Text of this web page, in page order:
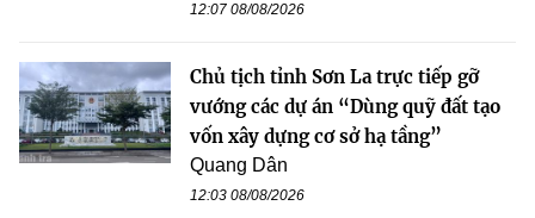
12:07 08/08/2026
Chủ tịch tỉnh Sơn La trực tiếp gỡ
vướng các dự án “Dùng quỹ đất tạo
vốn xây dựng cơ sở hạ tầng”
Quang Dân
12:03 08/08/2026